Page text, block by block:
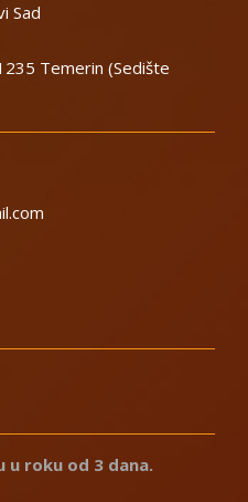
Sad
Temerin (Sedište
u roku od 3 dana.